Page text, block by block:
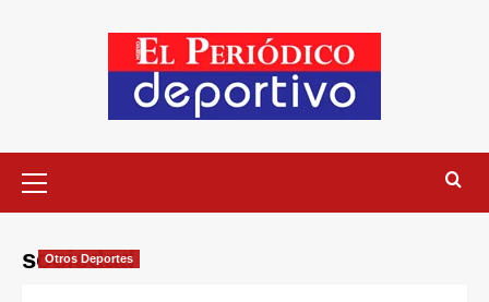
sociedad
Otros Deportes